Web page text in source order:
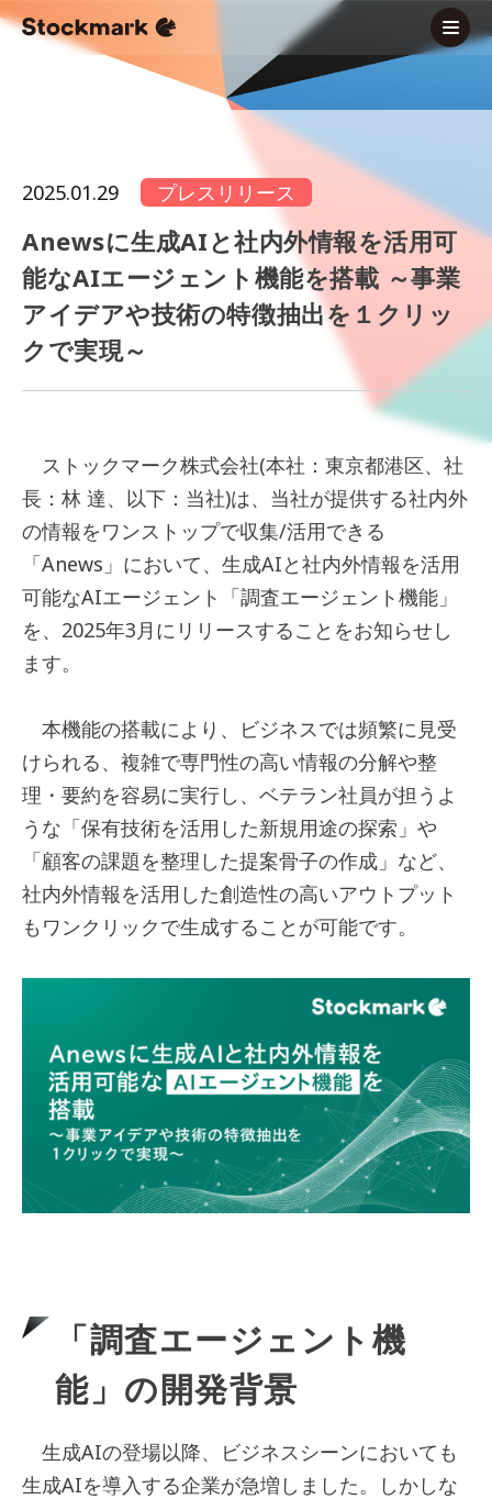
2025.01.29 プレスリリース
Anewsに生成AIと社内外情報を活用可
能なAIエージェント機能を搭載 ～事業
アイデアや技術の特徴抽出を１クリッ
クで実現～
ストックマーク株式会社(本社：東京都港区、社
長：林 達、以下：当社)は、当社が提供する社内外
の情報をワンストップで収集/活用できる
「Anews」において、生成AIと社内外情報を活用
可能なAIエージェント「調査エージェント機能」
を、2025年3月にリリースすることをお知らせし
ます。
本機能の搭載により、ビジネスでは頻繁に見受
けられる、複雑で専門性の高い情報の分解や整
理・要約を容易に実行し、ベテラン社員が担うよ
うな「保有技術を活用した新規用途の探索」や
「顧客の課題を整理した提案骨子の作成」など、
社内外情報を活用した創造性の高いアウトプット
もワンクリックで生成することが可能です。
「調査エージェント機
能」の開発背景
生成AIの登場以降、ビジネスシーンにおいても
生成AIを導入する企業が急増しました。しかしな